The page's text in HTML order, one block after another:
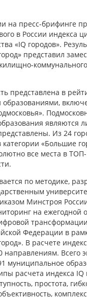
на пресс-брифинге
в России индекса
«IQ городов».
представил
представлена в
являются
Из 24
«Большие
все места в
по методике,
Минстроя
на ежегодной
трансформации
Федерации в
В расчете
направлениям. Всего
муниципальное
расчета индекса IQ
простота,